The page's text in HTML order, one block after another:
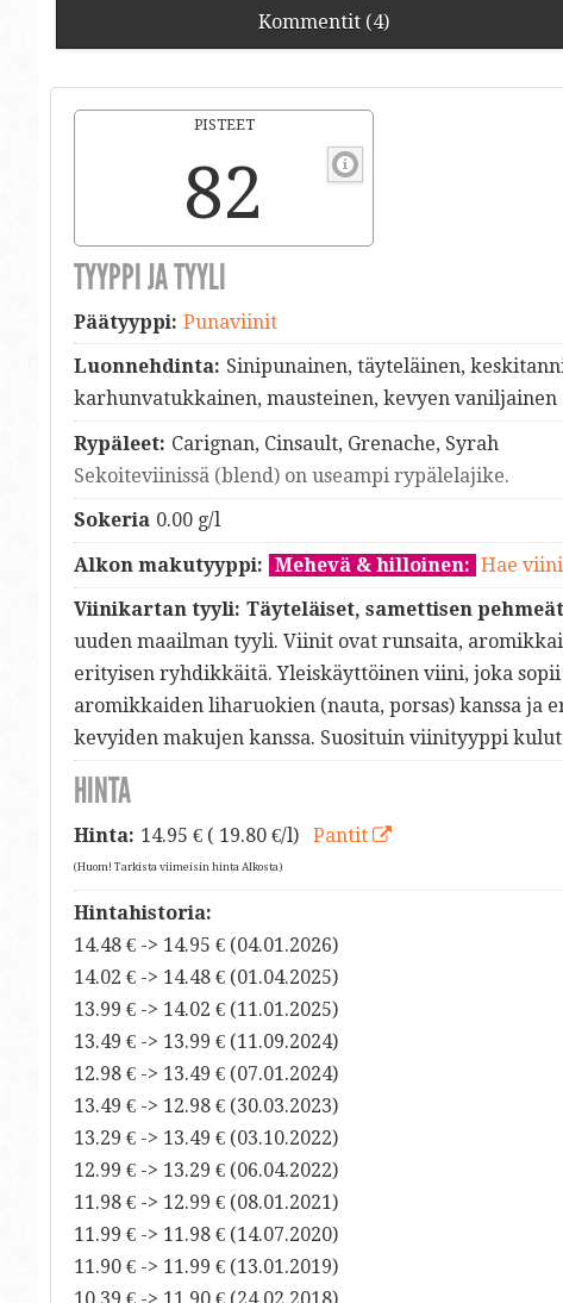
Kommentit (4)
PISTEET
82
TYYPPI JA TYYLI
Päätyyppi: Punaviinit
Luonnehdinta: Sinipunainen, täyteläinen,
karhunvatukkainen, mausteinen, kevyen vaniljainen
Rypäleet: Carignan, Cinsault, Grenache, Syrah
Sekoiteviinissä (blend) on useampi rypälelajike.
Sokeria 0.00 g/l
Alkon makutyyppi: Mehevä & hilloinen: Hae
Viinikartan tyyli: Täyteläiset, samettisen
uuden maailman tyyli. Viinit ovat runsaita,
erityisen ryhdikkäitä. Yleiskäyttöinen viini, joka
aromikkaiden liharuokien (nauta, porsas) kanssa ja
kevyiden makujen kanssa. Suosituin viinityyppi
HINTA
Hinta: 14.95 € ( 19.80 €/l) Pantit
(Huom! Tarkista viimeisin hinta Alkosta)
Hintahistoria:
14.48 € -> 14.95 € (04.01.2026)
14.02 € -> 14.48 € (01.04.2025)
13.99 € -> 14.02 € (11.01.2025)
13.49 € -> 13.99 € (11.09.2024)
12.98 € -> 13.49 € (07.01.2024)
13.49 € -> 12.98 € (30.03.2023)
13.29 € -> 13.49 € (03.10.2022)
12.99 € -> 13.29 € (06.04.2022)
11.98 € -> 12.99 € (08.01.2021)
11.99 € -> 11.98 € (14.07.2020)
11.90 € -> 11.99 € (13.01.2019)
10.39 € -> 11.90 € (24.02.2018)